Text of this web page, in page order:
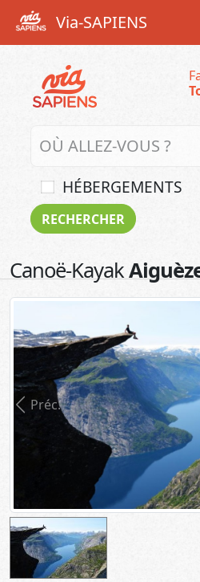
Via-SAPIENS
HÉBERGEMENTS
Canoë-Kayak
Préc.